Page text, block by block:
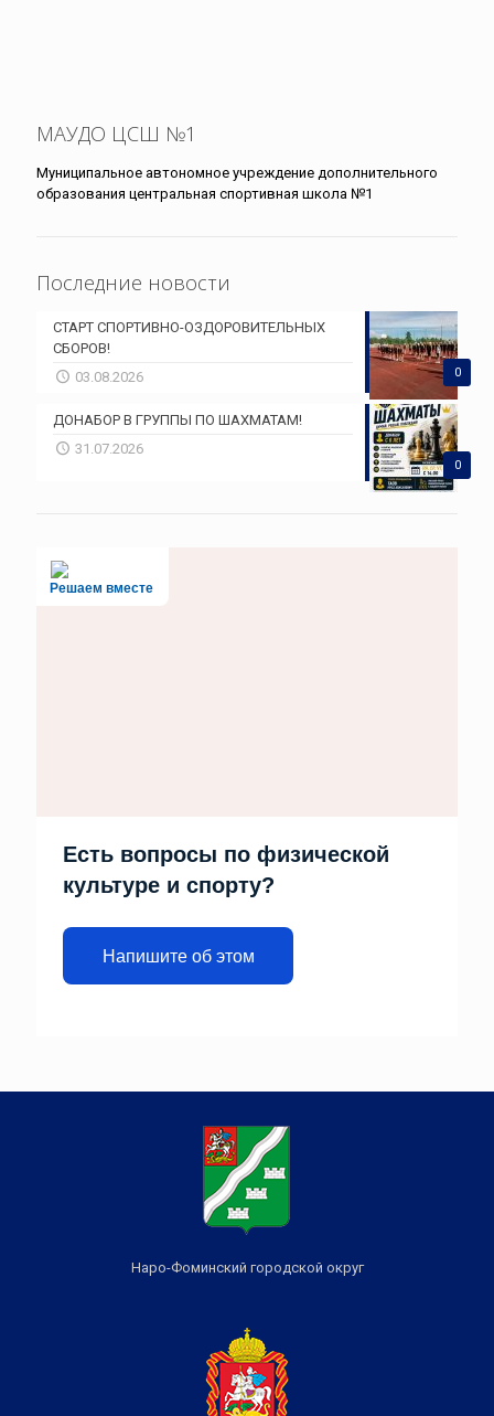
МАУДО ЦСШ №1
Муниципальное автономное учреждение дополнительного
образования центральная спортивная школа №1
Последние новости
0
СТАРТ СПОРТИВНО-ОЗДОРОВИТЕЛЬНЫХ
СБОРОВ!
03.08.2026
0
ДОНАБОР В ГРУППЫ ПО ШАХМАТАМ!
31.07.2026
Решаем вместе
Есть вопросы по физической
культуре и спорту?
Напишите об этом
Наро-Фоминский городской округ